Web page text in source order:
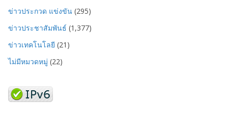
ข่าวประกวด แข่งขัน (295)
ข่าวประชาสัมพันธ์ (1,377)
ข่าวเทคโนโลยี (21)
ไม่มีหมวดหมู่ (22)